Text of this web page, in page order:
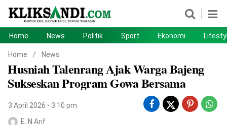
Politik Sport
Home News Politik Sport Ekonomi
Home / News
Husniah Talenrang Ajak Warga Bajeng
Sukseskan Program Gowa Bersama
3 April 2026 - 3:10 pm
E. N Arif